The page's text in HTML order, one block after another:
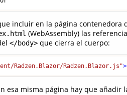
incluir en la página contenedora
(WebAssembly) las
</body>que cierra el cuerpo:
Radzen.Blazor/Radzen.Blazor.js">
esa misma página hay que